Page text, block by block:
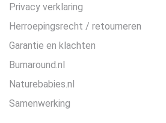
Privacy verklaring
Herroepingsrecht / retourneren
Garantie en klachten
Bumaround.nl
Naturebabies.nl
Samenwerking